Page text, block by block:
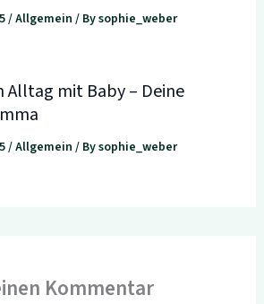
/Allgemein / Bysophie_weber
Alltag mit Baby – Deine
/Allgemein / Bysophie_weber
Kommentar